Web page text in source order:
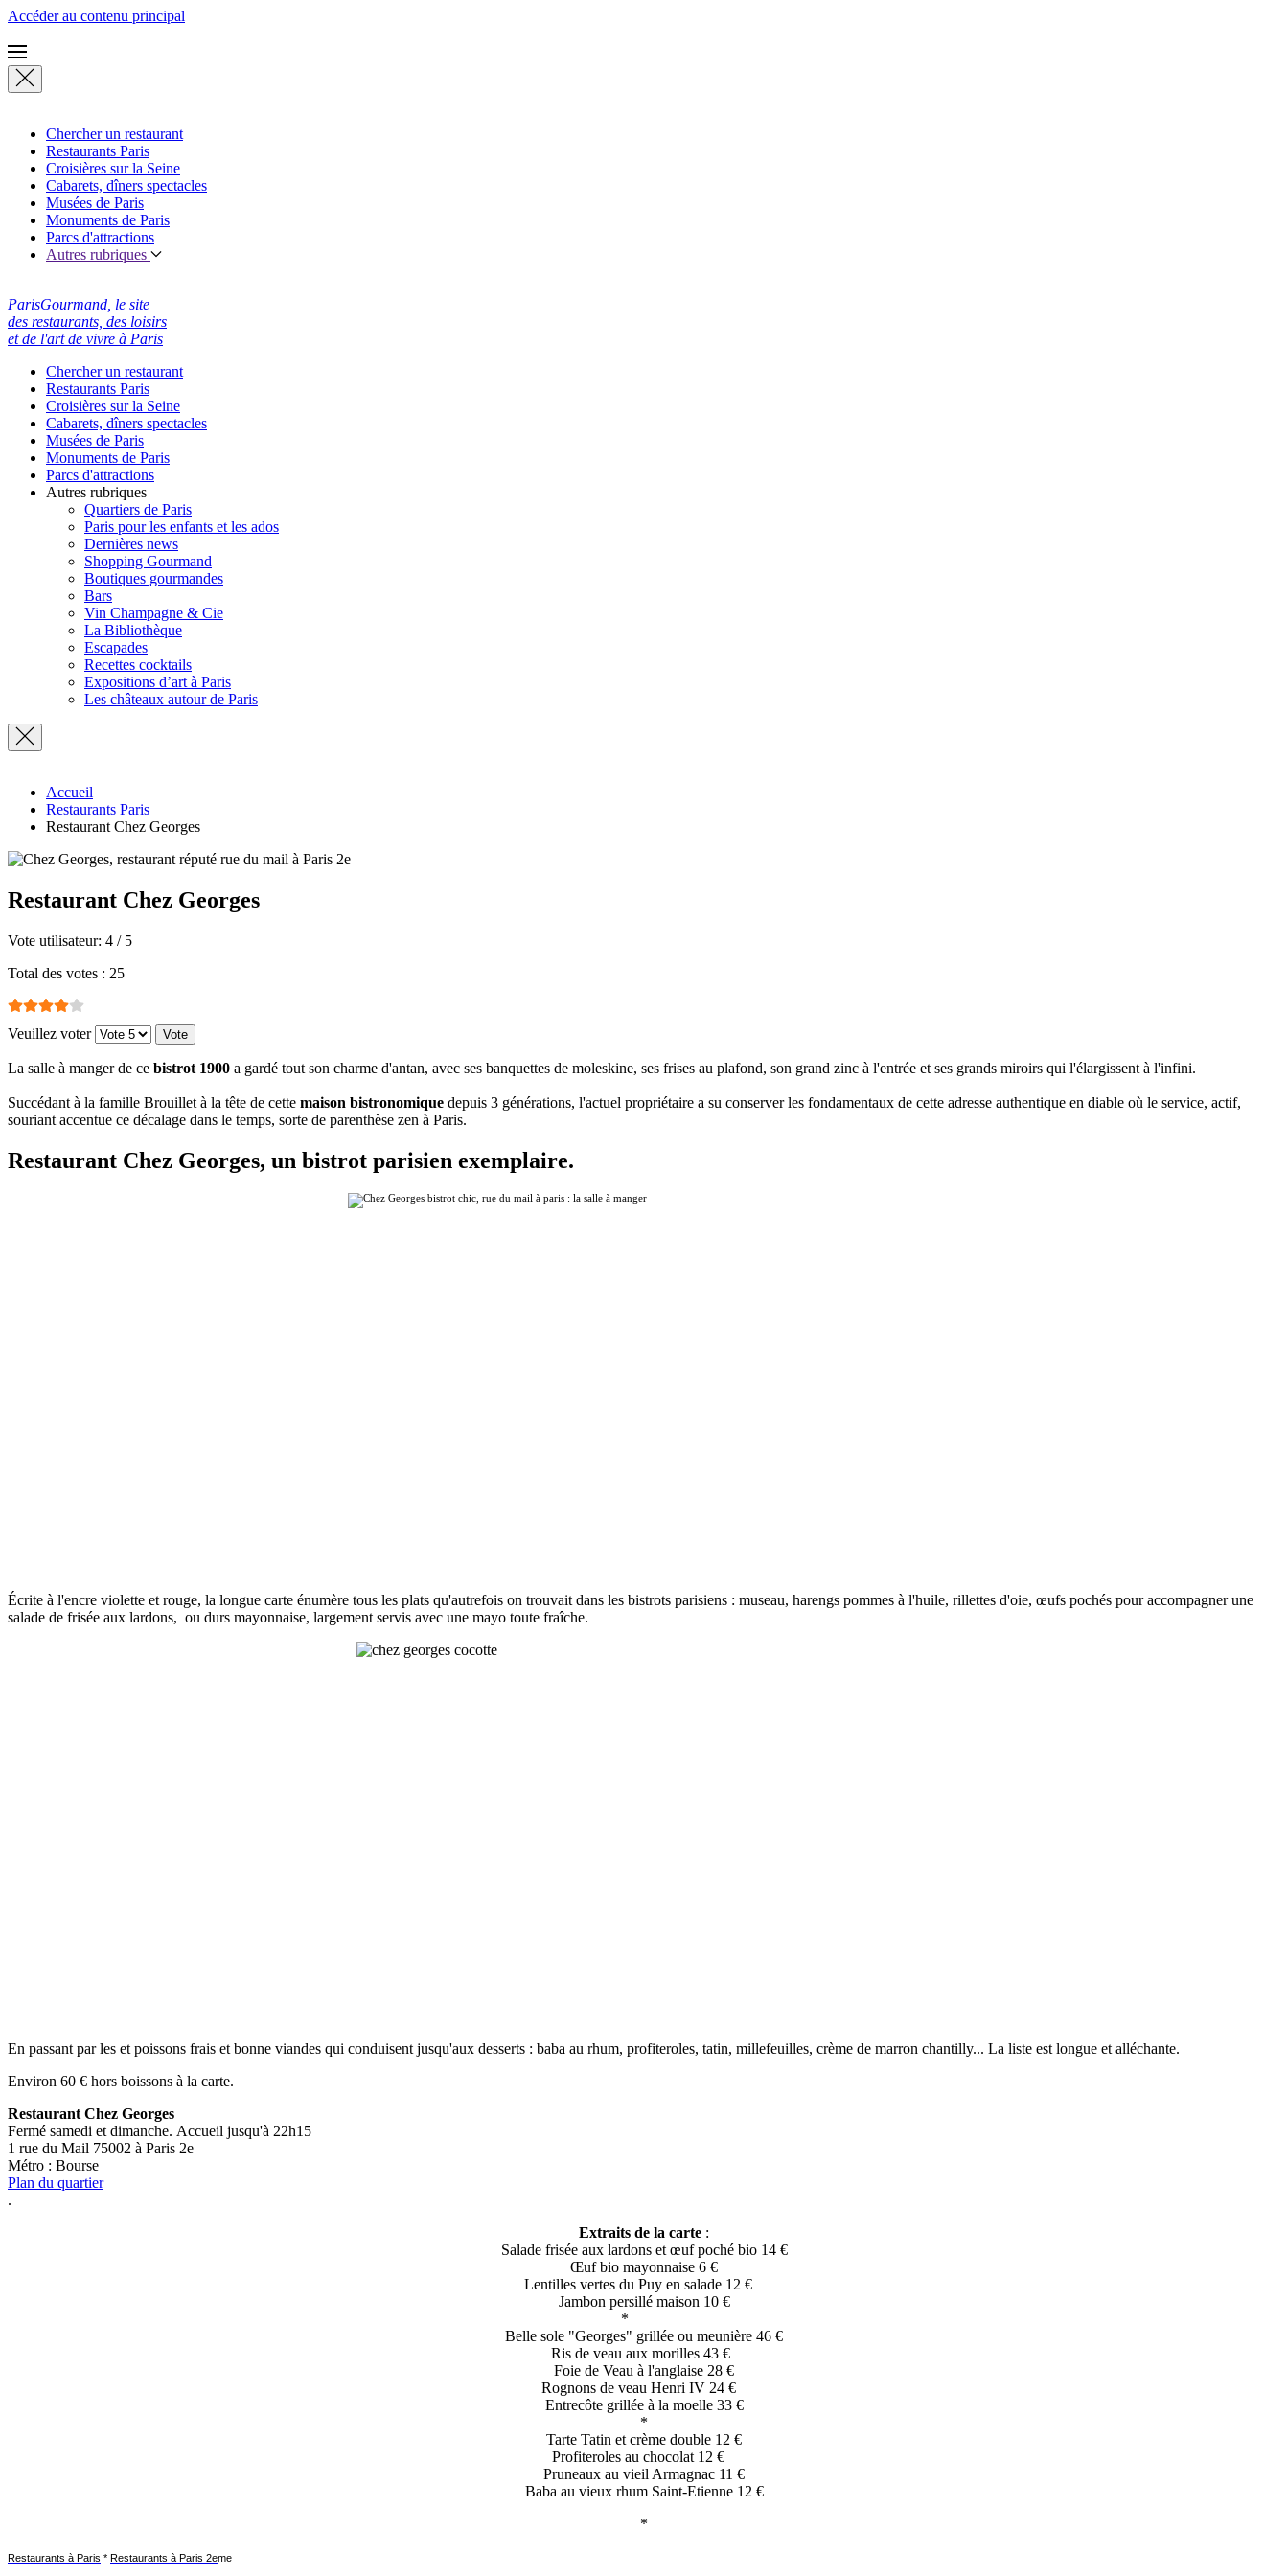
Accéder au contenu principal
Chercher un restaurant
Restaurants Paris
Croisières sur la Seine
Cabarets, dîners spectacles
Musées de Paris
Monuments de Paris
Parcs d'attractions
Autres rubriques
ParisGourmand, le site
des restaurants, des loisirs
et de l'art de vivre à Paris
Chercher un restaurant
Restaurants Paris
Croisières sur la Seine
Cabarets, dîners spectacles
Musées de Paris
Monuments de Paris
Parcs d'attractions
Autres rubriques
Quartiers de Paris
Paris pour les enfants et les ados
Dernières news
Shopping Gourmand
Boutiques gourmandes
Bars
Vin Champagne & Cie
La Bibliothèque
Escapades
Recettes cocktails
Expositions d’art à Paris
Les châteaux autour de Paris
Accueil
Restaurants Paris
Restaurant Chez Georges
Restaurant Chez Georges
Vote utilisateur: 4 / 5
Total des votes : 25
Veuillez voter
La salle à manger de ce bistrot 1900 a gardé tout son charme d'antan, avec ses banquettes de moleskine, ses frises au plafond, son grand zinc à l'entrée et ses grands miroirs qui l'élargissent à l'infini.
Succédant à la famille Brouillet à la tête de cette maison bistronomique depuis 3 générations, l'actuel propriétaire a su conserver les fondamentaux de cette adresse authentique en diable où le service, actif,
souriant accentue ce décalage dans le temps, sorte de parenthèse zen à Paris.
Restaurant Chez Georges, un bistrot parisien exemplaire.
Écrite à l'encre violette et rouge, la longue carte énumère tous les plats qu'autrefois on trouvait dans les bistrots parisiens : museau, harengs pommes à l'huile, rillettes d'oie, œufs pochés pour accompagner une
salade de frisée aux lardons, ou durs mayonnaise, largement servis avec une mayo toute fraîche.
En passant par les et poissons frais et bonne viandes qui conduisent jusqu'aux desserts : baba au rhum, profiteroles, tatin, millefeuilles, crème de marron chantilly... La liste est longue et alléchante.
Environ 60 € hors boissons à la carte.
Restaurant Chez Georges
Fermé samedi et dimanche. Accueil jusqu'à 22h15
1 rue du Mail 75002 à Paris 2e
Métro : Bourse
Plan du quartier
.
Extraits de la carte :
Salade frisée aux lardons et œuf poché bio 14 €
Œuf bio mayonnaise 6 €
Lentilles vertes du Puy en salade 12 €
Jambon persillé maison 10 €
*
Belle sole "Georges" grillée ou meunière 46 €
Ris de veau aux morilles 43 €
Foie de Veau à l'anglaise 28 €
Rognons de veau Henri IV 24 €
Entrecôte grillée à la moelle 33 €
*
Tarte Tatin et crème double 12 €
Profiteroles au chocolat 12 €
Pruneaux au vieil Armagnac 11 €
Baba au vieux rhum Saint-Etienne 12 €
*
Restaurants à Paris * Restaurants à Paris 2eme